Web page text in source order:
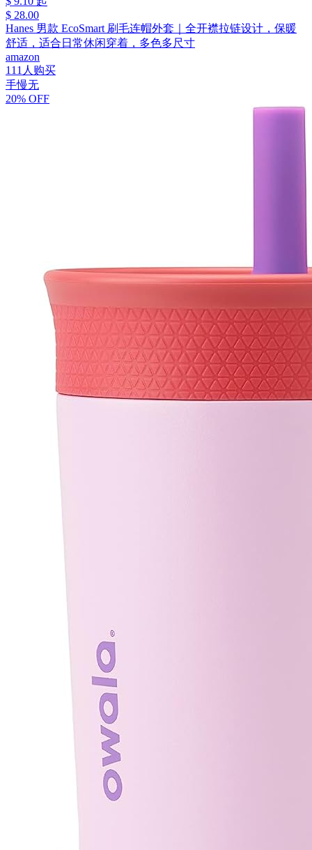
$ 28.00
Hanes 男款 EcoSmart 刷毛连帽外套｜全开襟拉链设计，保暖
舒适，适合日常休闲穿着，多色多尺寸
amazon
111人购买
手慢无
20% OFF